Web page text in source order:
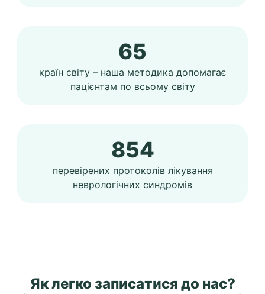
65
країн світу – наша методика допомагає
пацієнтам по всьому світу
854
перевірених протоколів лікування
неврологічних синдромів
Як легко записатися до нас?